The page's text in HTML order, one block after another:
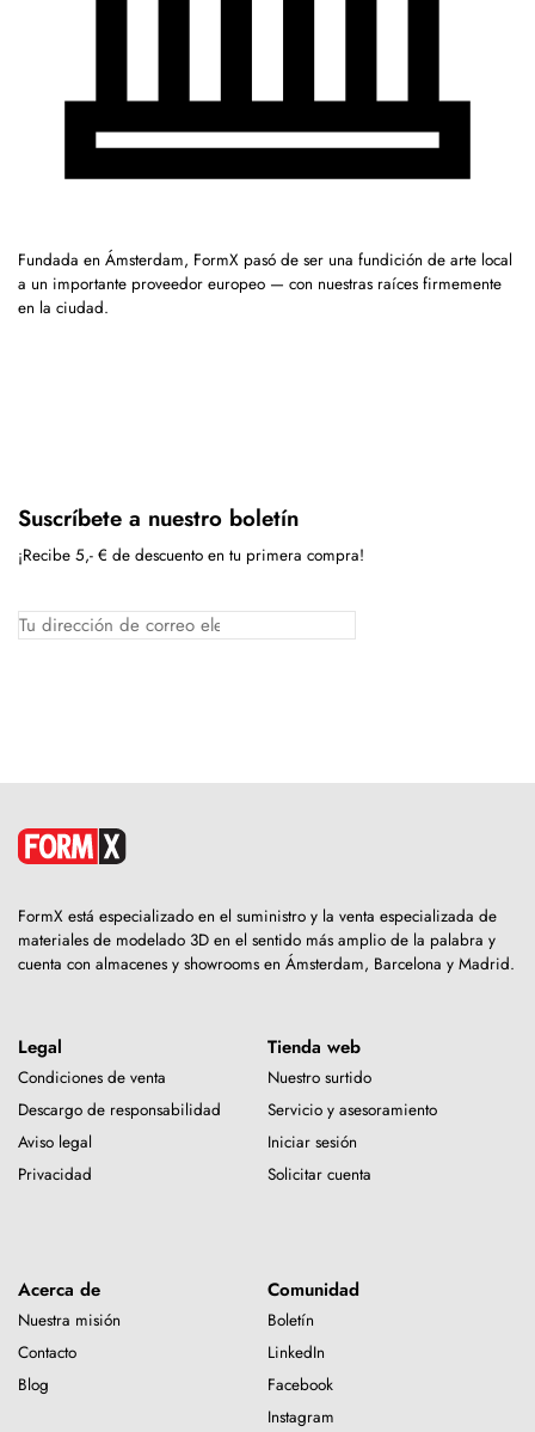
Fundada en Ámsterdam, FormX pasó de ser una fundición de arte local
a un importante proveedor europeo — con nuestras raíces firmemente
en la ciudad.
Suscríbete a nuestro boletín
¡Recibe 5,- € de descuento en tu primera compra!
FormX está especializado en el suministro y la venta especializada de
materiales de modelado 3D en el sentido más amplio de la palabra y
cuenta con almacenes y showrooms en Ámsterdam, Barcelona y Madrid.
Legal
Condiciones de venta
Descargo de responsabilidad
Aviso legal
Privacidad
Tienda web
Nuestro surtido
Servicio y asesoramiento
Iniciar sesión
Solicitar cuenta
Acerca de
Nuestra misión
Contacto
Blog
Comunidad
Boletín
LinkedIn
Facebook
Instagram